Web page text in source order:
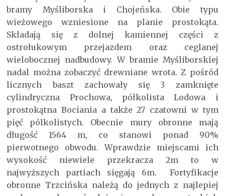
bramy Myśliborska i Chojeńska. Obie typu
wieżowego wzniesione na planie prostokąta.
Składają się z dolnej kamiennej części z
ostrołukowym przejazdem oraz ceglanej
wielobocznej nadbudowy. W bramie Myśliborskiej
nadal można zobaczyć drewniane wrota. Z pośród
licznych baszt zachowały się 3 zamknięte
cylindryczna Prochowa, półkolista Lodowa i
prostokątna Bociania a także 27 czatowni w tym
pięć pólkolistych. Obecnie mury obronne mają
długość 1564 m, co stanowi ponad 90%
pierwotnego obwodu. Wprawdzie miejscami ich
wysokość niewiele przekracza 2m to w
najwyższych partiach sięgają 6m. Fortyfikacje
obronne Trzcińska należą do jednych z najlepiej